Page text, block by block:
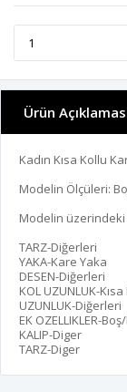
Ürün
Kadın Kısa Kollu
Modelin Ölçüleri:
Modelin
TARZ-Diğerleri
YAKA-Kare Yaka
DESEN-Diğerleri
KOL UZUNLUK-Kısa
UZUNLUK-Diğerleri
EK OZELLIKLER-
KALIP-Diger
TARZ-Diger